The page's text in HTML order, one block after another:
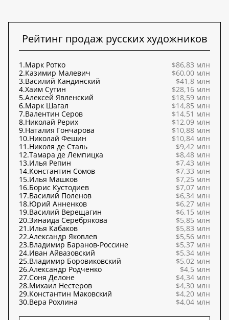
Рейтинг продаж русских художников
1.Марк Ротко
$86,83 млн
2.Казимир Малевич
$60,00 млн
3.Василий Кандинский
$41,8 млн
4.Хаим Сутин
$28,16 млн
5.Алексей Явленский
$18,59 млн
6.Марк Шагал
$14,85 млн
7.Валентин Серов
$14,51 млн
8.Николай Рерих
$12,09 млн
9.Наталия Гончарова
$10,88 млн
10.Николай Фешин
$10,84 млн
11.Николя де Сталь
$9,42 млн
12.Тамара де Лемпицка
$8,48 млн
13.Илья Репин
$7,43 млн
14.Константин Сомов
$7,33 млн
15.Илья Машков
$7,25 млн
16.Борис Кустодиев
$7,07 млн
17.Василий Поленов
$6,34 млн
18.Юрий Анненков
$6,27 млн
19.Василий Верещагин
$6,15 млн
20.Зинаида Серебрякова
$5,85 млн
21.Илья Кабаков
$5,83 млн
22.Александр Яковлев
$5,56 млн
23.Владимир Баранов-Россине
$5,37 млн
24.Иван Айвазовский
$5,34 млн
25.Владимир Боровиковский
$5,02 млн
26.Александр Родченко
$4,5 млн
27.Соня Делоне
$4,34 млн
28.Михаил Нестеров
$4,30 млн
29.Константин Маковский
$4,20 млн
30.Вера Рохлина $4,04 млн